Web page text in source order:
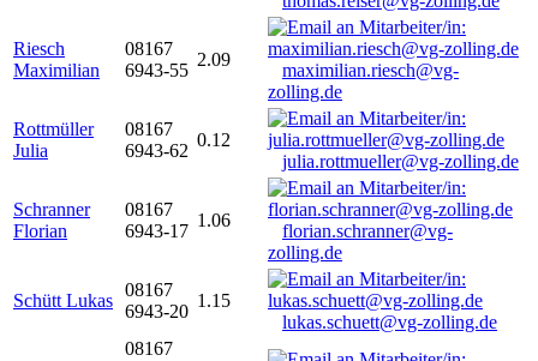
Riesch
Maximilian
08167
6943-55
2.09
maximilian.riesch@vg-
zolling.de
Rottmüller
Julia
08167
6943-62
0.12
julia.rottmueller@vg-zolling.de
Schranner
Florian
08167
6943-17
1.06
florian.schranner@vg-
zolling.de
Schütt Lukas
08167
6943-20
1.15
lukas.schuett@vg-zolling.de
08167